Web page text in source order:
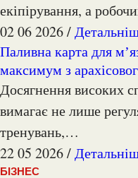
екіпірування, а
02 06 2026 /
Паливна карта для м’язів: як спортсмену витиснути
максимум з
Досягнення високих спортивних результатів
вимагає не лише
тренувань,…
22 05 2026 /
БІЗНЕС